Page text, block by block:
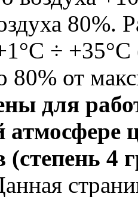
80%.
÷
80% от
для
атмосфере
(степень